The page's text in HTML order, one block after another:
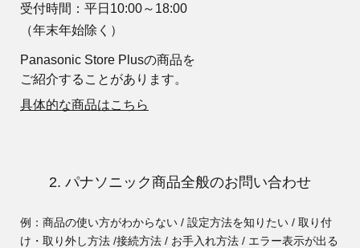
受付時間：平日10:00～18:00
（年末年始除く）
Panasonic Store Plusの商品を
ご紹介することがあります。
具体的な商品はこちら
2. パナソニック商品全般のお問い合わせ
例：商品の使い方がわからない / 設定方法を知りたい / 取り付
け・取り外し方法 /接続方法 / お手入れ方法 / エラー表示が出る